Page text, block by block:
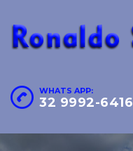
WHATS APP:
32 9992-6416